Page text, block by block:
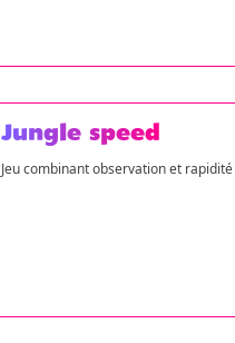
Jungle speed
Jeu combinant observation et rapidité